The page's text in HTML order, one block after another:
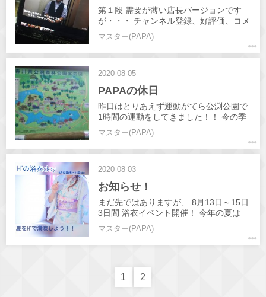
第１段 需要が薄い店長バージョンです
が・・・ チャンネル登録、好評価、コメ
ント宜しくお願いします！
マスター(PAPA)
2020-08-05
PAPAの休日
昨日はとりあえず運動がてら公渕公園で
1時間の運動をしてきました！！ 今の季
節は マリーゴールド、緑の紅葉、サルビ
アなど色とりどりの花が咲いてました👍️
お薦めです！！ YouTubeは只今撮影と編
マスター(PAPA)
2020-08-03
お知らせ！
まだ先ではありますが、 8月13日～15日
3日間 浴衣イベント開催！ 今年の夏は
H"に集合❗️❗️ また絶賛YouTube更新してい
きますので宜しくお願いします！✨
マスター(PAPA)
1 2